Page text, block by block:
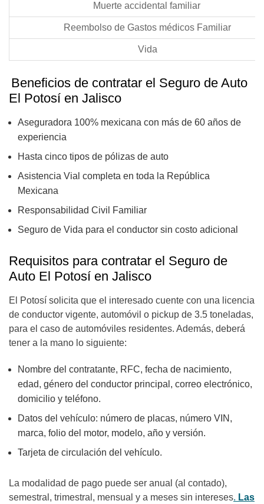
Muerte accidental familiar
Reembolso de Gastos médicos Familiar
Vida
Beneficios de contratar el Seguro de Auto
El Potosí en Jalisco
Aseguradora 100% mexicana con más de 60 años de
experiencia
Hasta cinco tipos de pólizas de auto
Asistencia Vial completa en toda la República
Mexicana
Responsabilidad Civil Familiar
Seguro de Vida para el conductor sin costo adicional
Requisitos para contratar el Seguro de
Auto El Potosí en Jalisco
El Potosí solicita que el interesado cuente con una licencia
de conductor vigente, automóvil o pickup de 3.5 toneladas,
para el caso de automóviles residentes. Además, deberá
tener a la mano lo siguiente:
Nombre del contratante, RFC, fecha de nacimiento,
edad, género del conductor principal, correo electrónico,
domicilio y teléfono.
Datos del vehículo: número de placas, número VIN,
marca, folio del motor, modelo, año y versión.
Tarjeta de circulación del vehículo.
La modalidad de pago puede ser anual (al contado),
semestral, trimestral, mensual y a meses sin intereses. Las